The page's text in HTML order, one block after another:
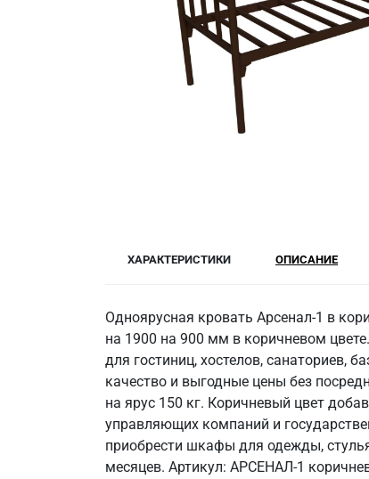
ХАРАКТЕРИСТИКИ ОПИСАНИЕ
Одноярусная кровать Арсенал-1 в
на 1900 на 900 мм в коричневом
для гостиниц, хостелов, санаториев,
качество и выгодные цены без
на ярус 150 кг. Коричневый цвет
управляющих компаний и
приобрести шкафы для одежды,
месяцев. Артикул: АРСЕНАЛ-1